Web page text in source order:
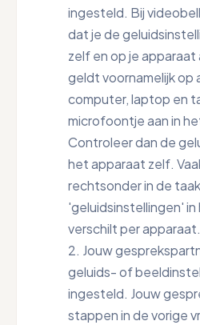
ingesteld. Bij
dat je de
zelf en op je
geldt voornamelijk op
computer, laptop en
microfoontje aan in
Controleer dan de
het apparaat zelf.
rechtsonder in de
'geluidsinstellingen'
verschilt per apparaat.
2. Jouw
geluids- of
ingesteld. Jouw
stappen in de vorige